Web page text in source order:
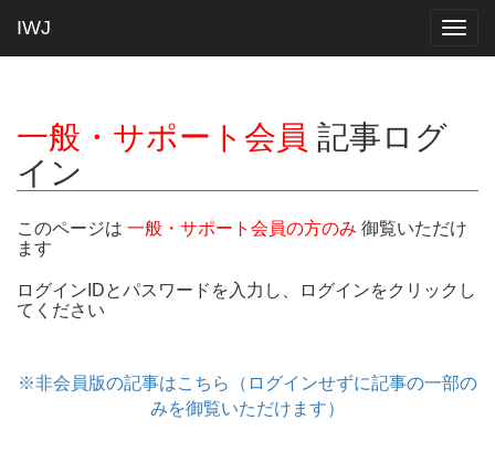
IWJ
一般・サポート会員 記事ログ
イン
このページは 一般・サポート会員の方のみ 御覧いただけ
ます
ログインIDとパスワードを入力し、ログインをクリックし
てください
※非会員版の記事はこちら（ログインせずに記事の一部の
みを御覧いただけます）